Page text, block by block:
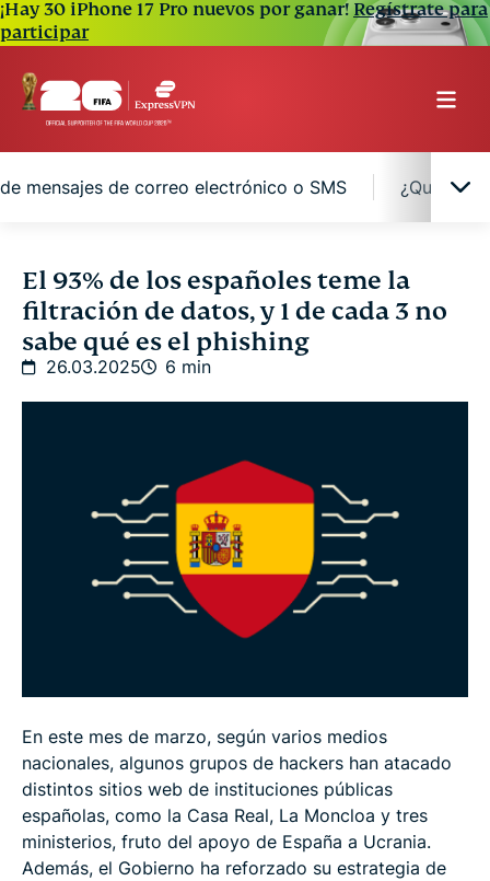
¡Hay 30 iPhone 17 Pro nuevos por ganar!Regístrate para
participar
mensajes de correo electrónico o SMS ¿Qué
Los españoles encuestados desconocen las
principales amenazas en ciberseguridad
La mayoría de españoles encuestados han sido
¿Qué ciberamenazas son las más temidas por los
españoles encuestados y cómo se protegen?
Conclusiones y recomendaciones para mejorar la
ciberseguridad de los españoles
El 93% de los españoles teme la
filtración de datos, y 1 de cada 3 no
sabe qué es el phishing
26.03.2025 6 min
En este mes de marzo, según varios medios
nacionales, algunos grupos de hackers han atacado
distintos sitios web de instituciones públicas
españolas, como la Casa Real, La Moncloa y tres
ministerios, fruto del apoyo de España a Ucrania.
Además, el Gobierno ha reforzado su estrategia de